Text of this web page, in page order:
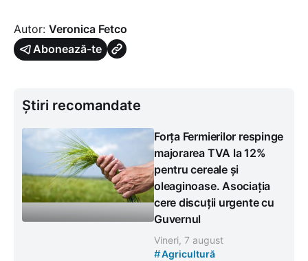
Autor: Veronica Fetco
Abonează-te
Știri recomandate
Forța Fermierilor respinge
majorarea TVA la 12%
pentru cereale și
oleaginoase. Asociația
cere discuții urgente cu
Guvernul
Vineri, 7 august
#Agricultură